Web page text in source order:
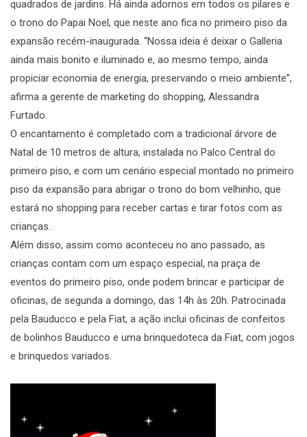
quadrados de jardins. Há ainda adornos em todos os pilares e
o trono do Papai Noel, que neste ano fica no primeiro piso da
expansão recém-inaugurada. “Nossa ideia é deixar o Galleria
ainda mais bonito e iluminado e, ao mesmo tempo, ainda
propiciar economia de energia, preservando o meio ambiente”,
afirma a gerente de marketing do shopping, Alessandra
Furtado.
O encantamento é completado com a tradicional árvore de
Natal de 10 metros de altura, instalada no Palco Central do
primeiro piso, e com um cenário especial montado no primeiro
piso da expansão para abrigar o trono do bom velhinho, que
estará no shopping para receber cartas e tirar fotos com as
crianças.
Além disso, assim como aconteceu no ano passado, as
crianças contam com um espaço especial, na praça de
eventos do primeiro piso, onde podem brincar e participar de
oficinas, de segunda a domingo, das 14h às 20h. Patrocinada
pela Bauducco e pela Fiat, a ação inclui oficinas de confeitos
de bolinhos Bauducco e uma brinquedoteca da Fiat, com jogos
e brinquedos variados.